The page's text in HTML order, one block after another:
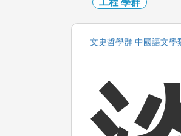
工程 學群
文史哲學群 中國語文學